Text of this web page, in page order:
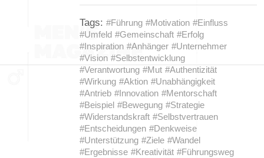
Tags: #Führung #Motivation #Einfluss
#Umfeld #Gemeinschaft #Erfolg
#Inspiration #Anhänger #Unternehmer
#Vision #Selbstentwicklung
#Verantwortung #Mut #Authentizität
#Wirkung #Aktion #Unabhängigkeit
#Antrieb #Innovation #Mentorschaft
#Beispiel #Bewegung #Strategie
#Widerstandskraft #Selbstvertrauen
#Entscheidungen #Denkweise
#Unterstützung #Ziele #Wandel
#Ergebnisse #Kreativität #Führungsweg